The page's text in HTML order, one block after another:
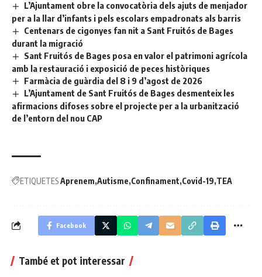
L’Ajuntament obre la convocatòria dels ajuts de menjador
per a la llar d’infants i pels escolars empadronats als barris
Centenars de cigonyes fan nit a Sant Fruitós de Bages
durant la migració
Sant Fruitós de Bages posa en valor el patrimoni agrícola
amb la restauració i exposició de peces històriques
Farmàcia de guàrdia del 8 i 9 d’agost de 2026
L’Ajuntament de Sant Fruitós de Bages desmenteix les
afirmacions difoses sobre el projecte per a la urbanització
de l’entorn del nou CAP
ETIQUETESAprenem Autisme Confinament Covid-19 TEA
Facebook
També et pot interessar